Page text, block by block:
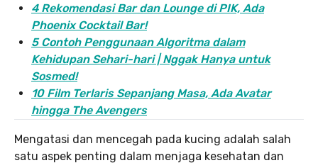
4 Rekomendasi Bar dan Lounge di PIK, Ada
Phoenix Cocktail Bar!
5 Contoh Penggunaan Algoritma dalam
Kehidupan Sehari-hari | Nggak Hanya untuk
Sosmed!
10 Film Terlaris Sepanjang Masa, Ada Avatar
hingga The Avengers
Mengatasi dan mencegah pada kucing adalah salah
satu aspek penting dalam menjaga kesehatan dan